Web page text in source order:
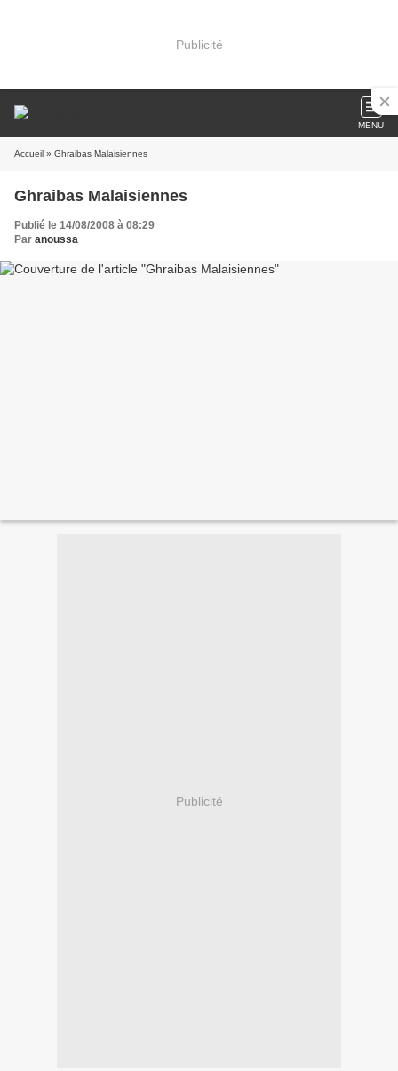
Publicité
MENU
Accueil » Ghraibas Malaisiennes
Ghraibas Malaisiennes
Publié le 14/08/2008 à 08:29
Par anoussa
Publicité